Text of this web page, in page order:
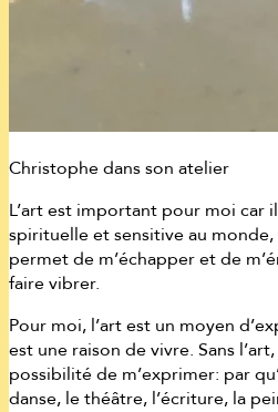
Christophe dans son atelier
L’art est important pour moi car
spirituelle et sensitive au monde,
permet de m’échapper et de
faire vibrer.
Pour moi, l’art est un moyen
est une raison de vivre. Sans
possibilité de m’exprimer: par
danse, le théâtre, l’écriture, la